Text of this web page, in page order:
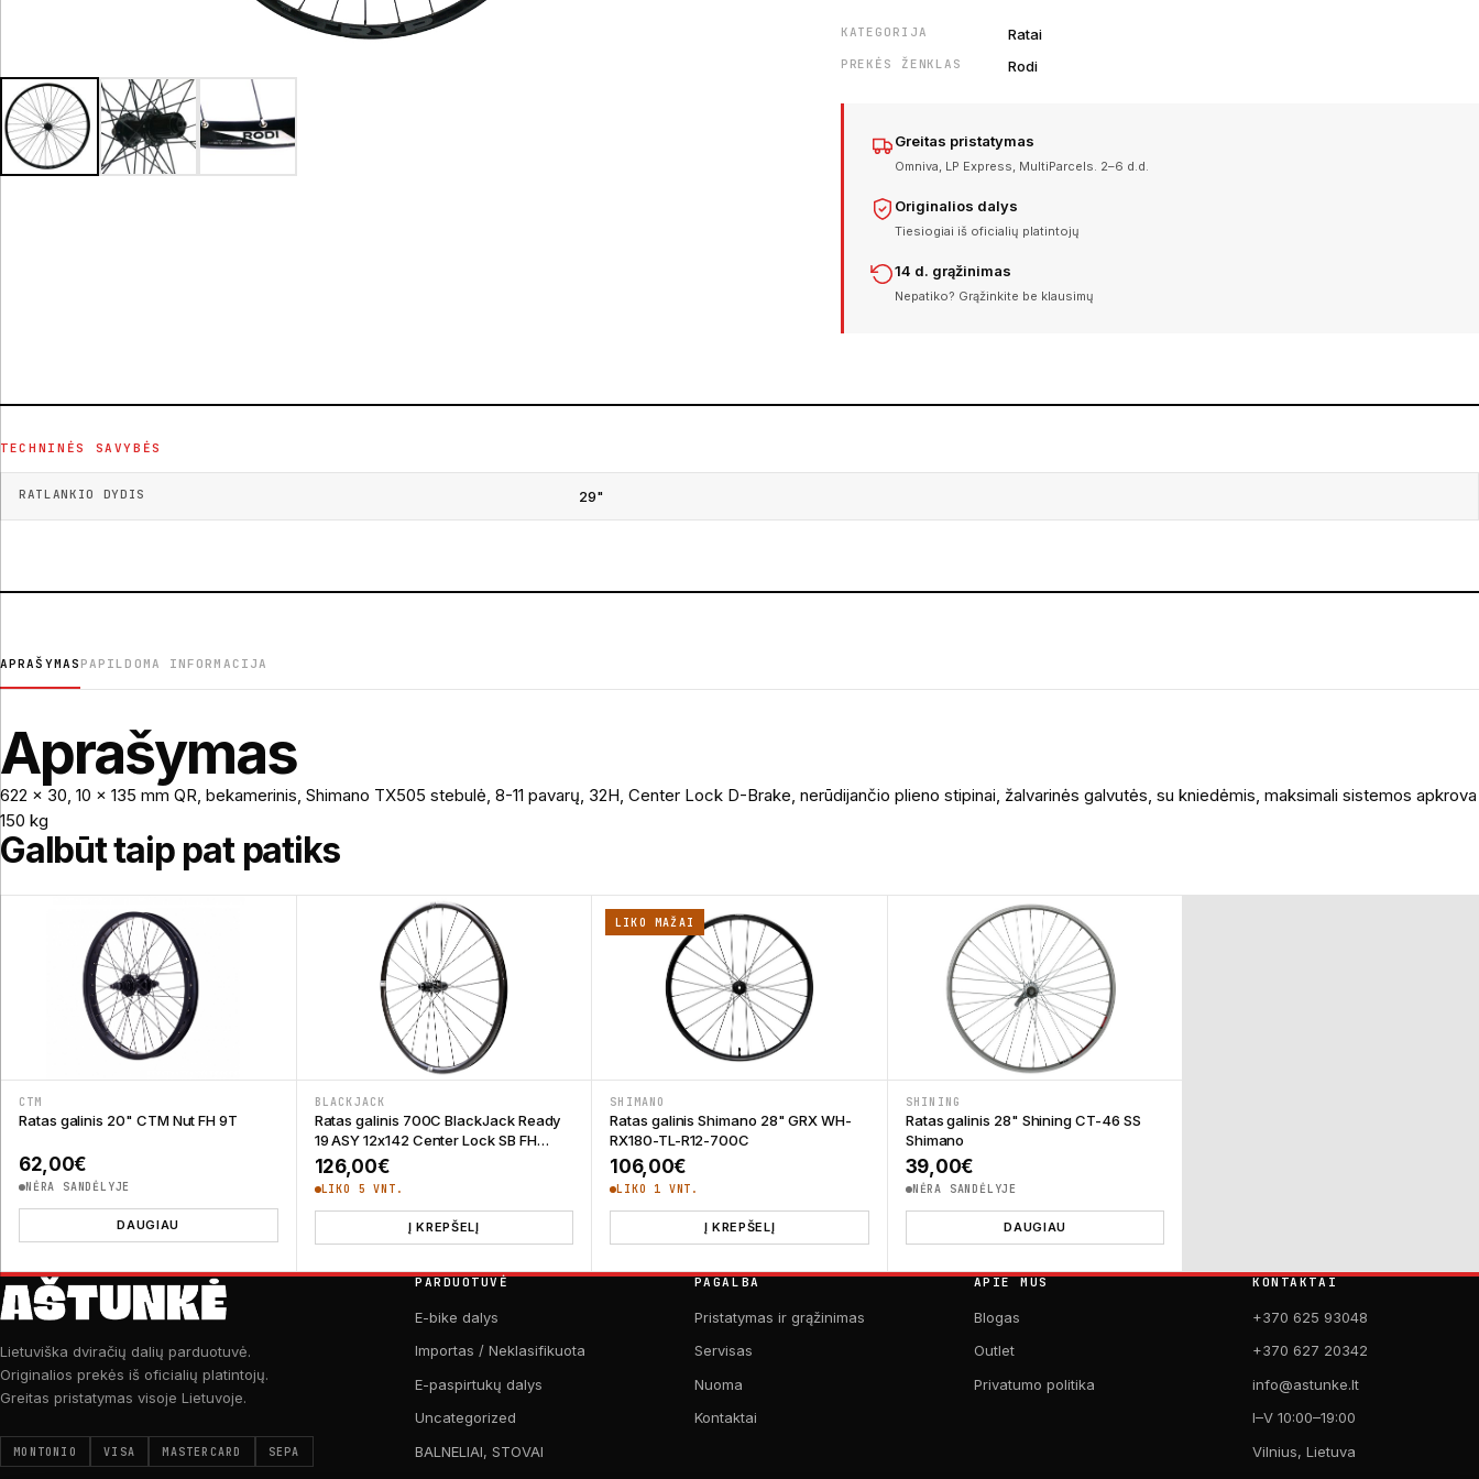
KATEGORIJA Ratai
PREKĖS ŽENKLAS Rodi
Greitas pristatymas
Omniva, LP Express, MultiParcels. 2–6 d.d.
Originalios dalys
Tiesiogiai iš oficialių platintojų
14 d. grąžinimas
Nepatiko? Grąžinkite be klausimų
TECHNINĖS SAVYBĖS
RATLANKIO DYDIS 29"
APRAŠYMAS PAPILDOMA INFORMACIJA
Aprašymas
622 x 30, 10 x 135 mm QR, bekamerinis, Shimano TX505 stebulė, 8-11 pavarų, 32H, Center Lock D-Brake, nerūdijančio plieno stipinai, žalvarinės galvutės, su kniedėmis, maksimali sistemos apkrova
150 kg
Galbūt taip pat patiks
CTM
Ratas galinis 20" CTM Nut FH 9T
62,00€
NĖRA SANDĖLYJE
DAUGIAU
BLACKJACK
Ratas galinis 700C BlackJack Ready
19 ASY 12x142 Center Lock SB FH
Road 11S
126,00€
LIKO 5 VNT.
Į KREPŠELĮ
LIKO MAŽAI
SHIMANO
Ratas galinis Shimano 28" GRX WH-
RX180-TL-R12-700C
106,00€
LIKO 1 VNT.
Į KREPŠELĮ
SHINING
Ratas galinis 28" Shining CT-46 SS
Shimano
39,00€
NĖRA SANDĖLYJE
DAUGIAU
Lietuviška dviračių dalių parduotuvė.
Originalios prekės iš oficialių platintojų.
Greitas pristatymas visoje Lietuvoje.
MONTONIO VISA MASTERCARD SEPA
PARDUOTUVĖ
E-bike dalys
Importas / Neklasifikuota
E-paspirtukų dalys
Uncategorized
BALNELIAI, STOVAI
PAGALBA
Pristatymas ir grąžinimas
Servisas
Nuoma
Kontaktai
APIE MUS
Blogas
Outlet
Privatumo politika
KONTAKTAI
+370 625 93048
+370 627 20342
info@astunke.lt
I–V 10:00–19:00
Vilnius, Lietuva